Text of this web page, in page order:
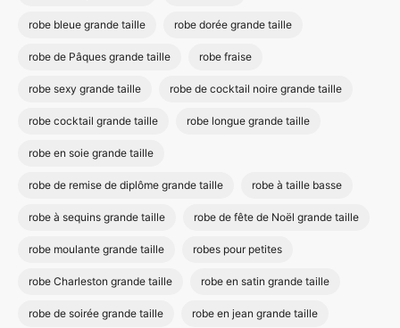
robe bleue grande taille robe dorée grande taille
robe de Pâques grande taille robe fraise
robe sexy grande taille robe de cocktail noire grande taille
robe cocktail grande taille robe longue grande taille
robe en soie grande taille
robe de remise de diplôme grande taille robe à taille basse
robe à sequins grande taille robe de fête de Noël grande taille
robe moulante grande taille robes pour petites
robe Charleston grande taille robe en satin grande taille
robe de soirée grande taille robe en jean grande taille